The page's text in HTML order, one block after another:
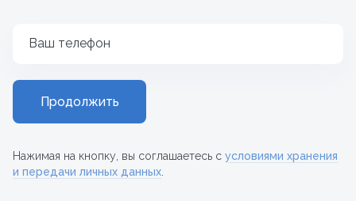
Ваш телефон
Продолжить
Нажимая на кнопку, вы соглашаетесь с условиями хранения
и передачи личных данных.